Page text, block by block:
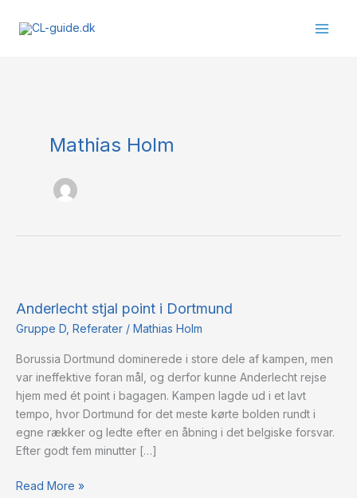
Mathias Holm
Anderlecht stjal point i Dortmund
Gruppe D Referater / Mathias Holm
Borussia Dortmund dominerede i store dele af kampen, men
var ineffektive foran mål, og derfor kunne Anderlecht rejse
hjem med ét point i bagagen. Kampen lagde ud i et lavt
tempo, hvor Dortmund for det meste kørte bolden rundt i
egne rækker og ledte efter en åbning i det belgiske forsvar.
Efter godt fem minutter […]
point
i
Read More »